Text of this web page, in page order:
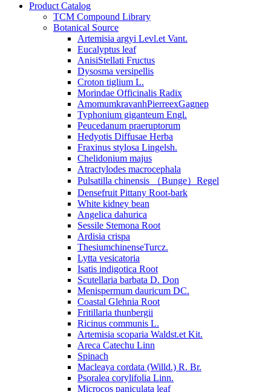
Product Catalog
TCM Compound Library
Botanical Source
Artemisia argyi Levl.et Vant.
Eucalyptus leaf
AnisiStellati Fructus
Dysosma versipellis
Croton tiglium L.
Morindae Officinalis Radix
AmomumkravanhPierreexGagnep
Typhonium giganteum Engl.
Peucedanum praeruptorum
Hedyotis Diffusae Herba
Fraxinus stylosa Lingelsh.
Chelidonium majus
Atractylodes macrocephala
Pulsatilla chinensis （Bunge）Regel
Densefruit Pittany Root-bark
White kidney bean
Angelica dahurica
Sessile Stemona Root
Ardisia crispa
ThesiumchinenseTurcz.
Lytta vesicatoria
Isatis indigotica Root
Scutellaria barbata D. Don
Menispermum dauricum DC.
Coastal Glehnia Root
Fritillaria thunbergii
Ricinus communis L.
Artemisia scoparia Waldst.et Kit.
Areca Catechu Linn
Spinach
Macleaya cordata (Willd.) R. Br.
Psoralea corylifolia Linn.
Microcos paniculata leaf